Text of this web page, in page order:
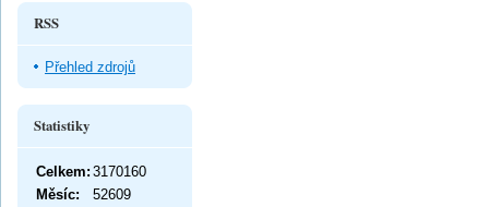
RSS
Přehled zdrojů
Statistiky
Celkem: 3170160
Měsíc:
52609